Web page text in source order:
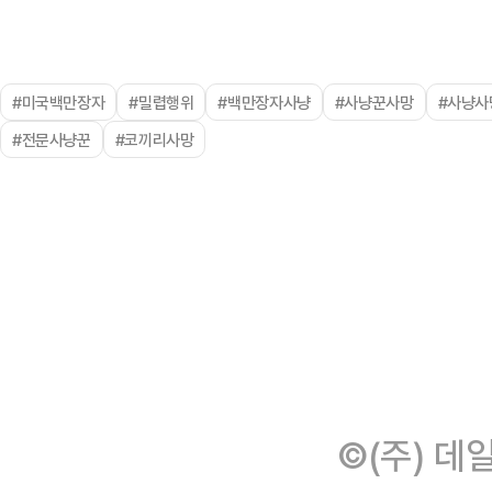
#미국백만장자 #밀렵행위 #백만장자사냥 #사냥꾼사망
#사냥
#전문사냥꾼
#코끼리사망
©(주) 데